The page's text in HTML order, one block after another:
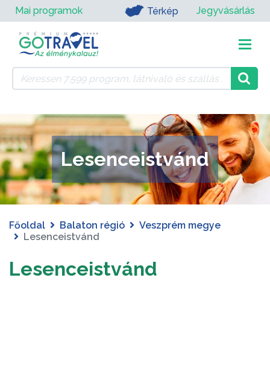
Mai programok Térkép Jegyvásárlás
Lesenceistvánd
Főoldal Balaton régió
Veszprém megye
Lesenceistvánd
Lesenceistvánd